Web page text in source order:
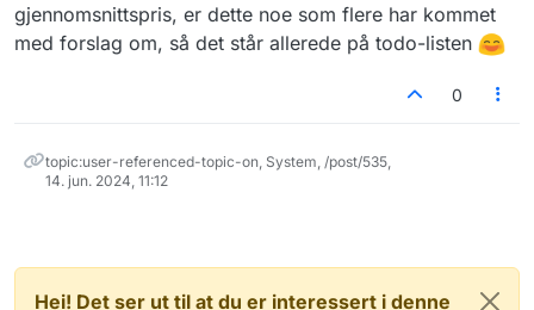
gjennomsnittspris, er dette noe som flere har kommet
med forslag om, så det står allerede på todo-listen
0
topic:user-referenced-topic-on, System, /post/535,
14. jun. 2024, 11:12
Hei! Det ser ut til at du er interessert i denne